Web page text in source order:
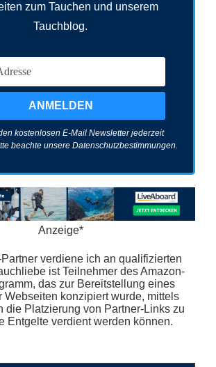
zum Tauchen und unserem
Tauchblog.
kostenlosen E-Mail Newsletter jederzeit
beachte unsere Datenschutzbestimmungen.
Anzeige*
verdiene ich an qualifizierten
ist Teilnehmer des Amazon-
das zur Bereitstellung eines
Webseiten konzipiert wurde, mittels
die Platzierung von Partner-Links zu
Entgelte verdient werden können.